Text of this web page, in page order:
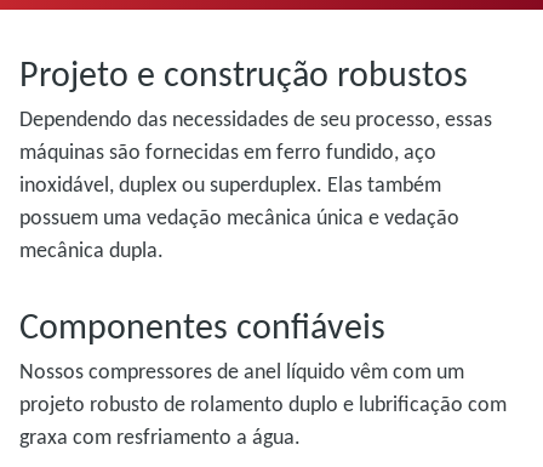
Projeto e construção robustos
Dependendo das necessidades de seu processo, essas
máquinas são fornecidas em ferro fundido, aço
inoxidável, duplex ou superduplex. Elas também
possuem uma vedação mecânica única e vedação
mecânica dupla.
Componentes confiáveis
Nossos compressores de anel líquido vêm com um
projeto robusto de rolamento duplo e lubrificação com
graxa com resfriamento a água.